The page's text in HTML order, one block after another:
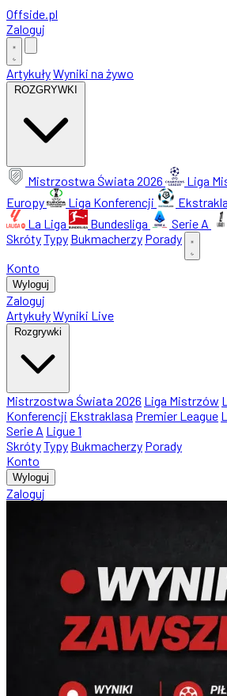
Offside.pl
Zaloguj
ArtykułyWyniki na żywo
ROZGRYWKI
Mistrzostwa Świata 2026 Liga
Europy
Liga Konferencji
La Liga
Bundesliga Serie A
SkrótyTypy Bukmacherzy Porady
Konto
Wyloguj
Zaloguj
ArtykułyWyniki Live
Rozgrywki
Mistrzostwa Świata 2026 Liga Mistrzów
Konferencji Ekstraklasa Premier League
Serie A Ligue 1
SkrótyTypy Bukmacherzy Porady
Konto
Wyloguj
Zaloguj